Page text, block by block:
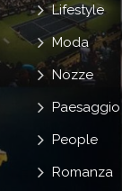
Lifestyle
Moda
Nozze
Paesaggio
People
Romanza